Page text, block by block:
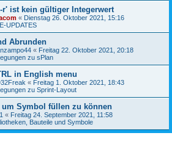
r' ist kein gültiger Integerwert
« Dienstag 26. Oktober 2021, 15:16
UPDATES
Abrunden
« Freitag 22. Oktober 2021, 20:18
zu sPlan
in English menu
« Freitag 1. Oktober 2021, 18:43
zu Sprint-Layout
Symbol füllen zu können
« Freitag 24. September 2021, 11:58
Bauteile und Symbole